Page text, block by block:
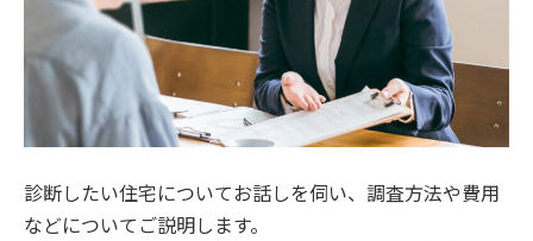
診断したい住宅についてお話しを伺い、調査方法や費用
などについてご説明します。